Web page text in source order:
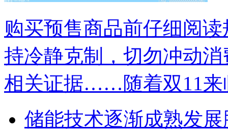
购买预售商品前仔细阅
持冷静克制，切勿冲动
相关证据……随着双11来
储能技术逐渐成熟发